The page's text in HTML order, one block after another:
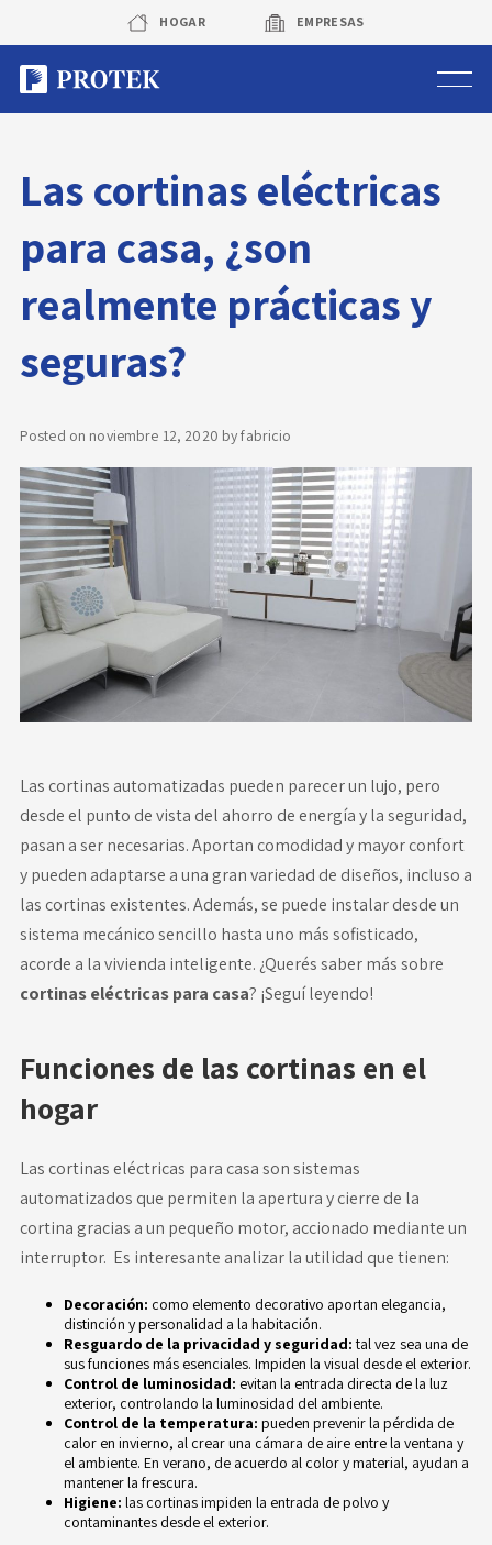
content
HOGAR EMPRESAS
Sistema de cámaras
Rastreo vehicular GPS
Protek Personas
Corredora de seguros
Sobre Protek
Trabaja con nosotros
Novedades
Faq
Contacto
Las cortinas eléctricas
para casa, ¿son
realmente prácticas y
seguras?
Posted on noviembre 12, 2020 byfabricio
Las cortinas automatizadas pueden parecer un lujo, pero
desde el punto de vista del ahorro de energía y la seguridad,
pasan a ser necesarias. Aportan comodidad y mayor confort
y pueden adaptarse a una gran variedad de diseños, incluso a
las cortinas existentes. Además, se puede instalar desde un
sistema mecánico sencillo hasta uno más sofisticado,
acorde a la vivienda inteligente. ¿Querés saber más sobre
cortinas eléctricas para casa? ¡Seguí leyendo!
Funciones de las cortinas en el
hogar
Las cortinas eléctricas para casa son sistemas
automatizados que permiten la apertura y cierre de la
cortina gracias a un pequeño motor, accionado mediante un
interruptor. Es interesante analizar la utilidad que tienen:
Decoración: como elemento decorativo aportan elegancia,
distinción y personalidad a la habitación.
Resguardo de la privacidad y seguridad:tal vez sea una de
sus funciones más esenciales. Impiden la visual desde el exterior.
Control de luminosidad: evitan la entrada directa de la luz
exterior, controlando la luminosidad del ambiente.
Control de la temperatura: pueden prevenir la pérdida de
caloren invierno, al crear una cámara de aire entre la ventana y
el ambiente. En verano, de acuerdo al color y material, ayudan a
mantener la frescura.
Higiene: las cortinas impiden la entrada de polvo y
contaminantes desde el exterior.